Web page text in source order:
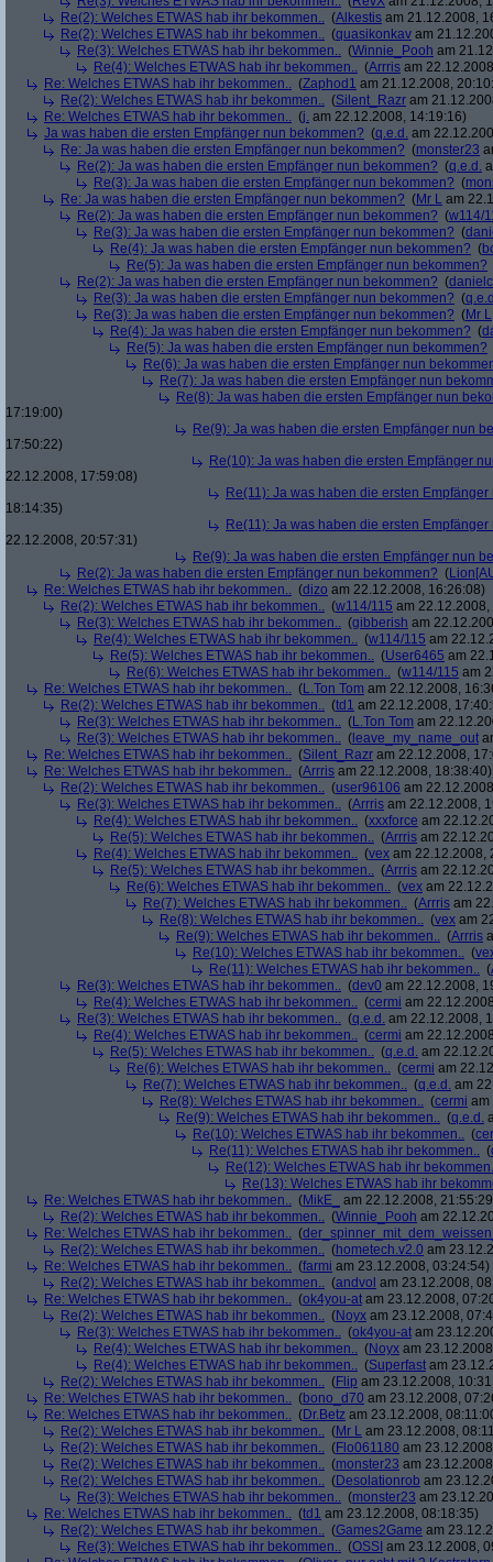
Re(2): Welches ETWAS hab ihr bekommen.. (Alkestis am 21.12.2008,
Re(2): Welches ETWAS hab ihr bekommen.. (quasikonkav am
Re(3): Welches ETWAS hab ihr bekommen.. (Winnie_Pooh am
Re(4): Welches ETWAS hab ihr bekommen.. (Arrris am
Re: Welches ETWAS hab ihr bekommen.. (Zaphod1 am 21.12.2008,
Re(2): Welches ETWAS hab ihr bekommen.. (Silent_Razr am
Re: Welches ETWAS hab ihr bekommen.. (j. am 22.12.2008, 14:19:16)
Ja was haben die ersten Empfänger nun bekommen? (q.e.d. am
Re: Ja was haben die ersten Empfänger nun bekommen? (monster23
Re(2): Ja was haben die ersten Empfänger nun bekommen? (q.e.d.
Re(3): Ja was haben die ersten Empfänger nun bekommen? (
Re: Ja was haben die ersten Empfänger nun bekommen? (Mr L am
Re(2): Ja was haben die ersten Empfänger nun bekommen? (w114/
Re(3): Ja was haben die ersten Empfänger nun bekommen? (
Re(4): Ja was haben die ersten Empfänger nun bekommen? (
Re(5): Ja was haben die ersten Empfänger nun bekommen?
Re(2): Ja was haben die ersten Empfänger nun bekommen? (
Re(3): Ja was haben die ersten Empfänger nun bekommen? (
Re(3): Ja was haben die ersten Empfänger nun bekommen? (Mr L
Re(4): Ja was haben die ersten Empfänger nun bekommen? (
Re(5): Ja was haben die ersten Empfänger nun bekommen?
Re(6): Ja was haben die ersten Empfänger nun
Re(7): Ja was haben die ersten Empfänger nun
Re(8): Ja was haben die ersten Empfänger nun
17:19:00)
Re(9): Ja was haben die ersten Empfänger nun
17:50:22)
Re(10): Ja was haben die ersten Empfänger
22.12.2008, 17:59:08)
Re(11): Ja was haben die ersten
18:14:35)
Re(11): Ja was haben die ersten
22.12.2008, 20:57:31)
Re(9): Ja was haben die ersten Empfänger nun
Re(2): Ja was haben die ersten Empfänger nun bekommen? (
Re: Welches ETWAS hab ihr bekommen.. (dizo am 22.12.2008, 16:26:08)
Re(2): Welches ETWAS hab ihr bekommen.. (w114/115 am
Re(3): Welches ETWAS hab ihr bekommen.. (gibberish am
Re(4): Welches ETWAS hab ihr bekommen.. (w114/115 am
Re(5): Welches ETWAS hab ihr bekommen.. (User6465 am
Re(6): Welches ETWAS hab ihr bekommen.. (w114/115 am
Re: Welches ETWAS hab ihr bekommen.. (L.Ton Tom am 22.12.2008,
Re(2): Welches ETWAS hab ihr bekommen.. (td1 am 22.12.2008,
Re(3): Welches ETWAS hab ihr bekommen.. (L.Ton Tom am
Re(3): Welches ETWAS hab ihr bekommen.. ( leave_my_name_out
Re: Welches ETWAS hab ihr bekommen.. (Silent_Razr am 22.12.2008,
Re: Welches ETWAS hab ihr bekommen.. (Arrris am 22.12.2008, 18:38:40)
Re(2): Welches ETWAS hab ihr bekommen.. (user96106 am
Re(3): Welches ETWAS hab ihr bekommen.. (Arrris am 22.12.2008,
Re(4): Welches ETWAS hab ihr bekommen.. (xxxforce am
Re(5): Welches ETWAS hab ihr bekommen.. (Arrris am
Re(4): Welches ETWAS hab ihr bekommen.. (vex am 22.12.2008,
Re(5): Welches ETWAS hab ihr bekommen.. (Arrris am
Re(6): Welches ETWAS hab ihr bekommen.. (vex am
Re(7): Welches ETWAS hab ihr bekommen.. (Arrris am
Re(8): Welches ETWAS hab ihr bekommen.. (vex am
Re(9): Welches ETWAS hab ihr bekommen.. (Arrris
Re(10): Welches ETWAS hab ihr bekommen.. (
Re(11): Welches ETWAS hab ihr bekommen.. (
Re(3): Welches ETWAS hab ihr bekommen.. (dev0 am 22.12.2008,
Re(4): Welches ETWAS hab ihr bekommen.. (cermi am
Re(3): Welches ETWAS hab ihr bekommen.. (q.e.d. am 22.12.2008,
Re(4): Welches ETWAS hab ihr bekommen.. (cermi am
Re(5): Welches ETWAS hab ihr bekommen.. (q.e.d. am
Re(6): Welches ETWAS hab ihr bekommen.. (cermi am
Re(7): Welches ETWAS hab ihr bekommen.. (q.e.d. am
Re(8): Welches ETWAS hab ihr bekommen.. (cermi am
Re(9): Welches ETWAS hab ihr bekommen.. (q.e.d.
Re(10): Welches ETWAS hab ihr bekommen.. (
Re(11): Welches ETWAS hab ihr bekommen.. (
Re(12): Welches ETWAS hab ihr
Re(13): Welches ETWAS hab ihr
Re: Welches ETWAS hab ihr bekommen.. (MikE_
am 22.12.2008,
Re(2): Welches ETWAS hab ihr bekommen.. (Winnie_Pooh am
Re: Welches ETWAS hab ihr bekommen.. (
Re(2): Welches ETWAS hab ihr bekommen.. (hometech.v2.0 am
Re: Welches ETWAS hab ihr bekommen.. (farmi am 23.12.2008, 03:24:54)
Re(2): Welches ETWAS hab ihr bekommen.. (andvol am 23.12.2008,
Re: Welches ETWAS hab ihr bekommen.. (ok4you-at am 23.12.2008,
Re(2): Welches ETWAS hab ihr bekommen.. (Noyx am 23.12.2008,
Re(3): Welches ETWAS hab ihr bekommen.. (ok4you-at am
Re(4): Welches ETWAS hab ihr bekommen.. (Noyx am
Re(4): Welches ETWAS hab ihr bekommen.. (Superfast am
Re(2): Welches ETWAS hab ihr bekommen.. (Flip am 23.12.2008,
Re: Welches ETWAS hab ihr bekommen.. (bono_d70 am 23.12.2008,
Re: Welches ETWAS hab ihr bekommen.. (Dr.Betz am 23.12.2008,
Re(2): Welches ETWAS hab ihr bekommen.. (Mr L am 23.12.2008,
Re(2): Welches ETWAS hab ihr bekommen.. (Flo061180 am
Re(2): Welches ETWAS hab ihr bekommen.. (monster23 am
Re(2): Welches ETWAS hab ihr bekommen.. (Desolationrob am
Re(3): Welches ETWAS hab ihr bekommen.. (monster23 am
Re: Welches ETWAS hab ihr bekommen.. (td1 am 23.12.2008, 08:18:35)
Re(2): Welches ETWAS hab ihr bekommen.. (Games2Game am
Re(3): Welches ETWAS hab ihr bekommen.. (OSSI am 23.12.2008,